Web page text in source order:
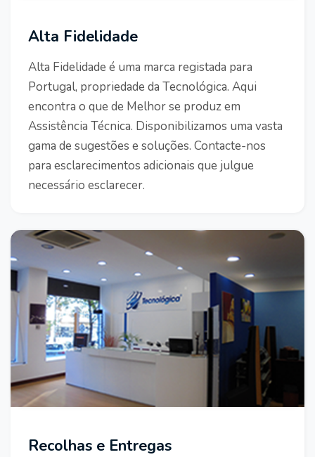
Alta Fidelidade
Alta Fidelidade é uma marca registada para
Portugal, propriedade da Tecnológica. Aqui
encontra o que de Melhor se produz em
Assistência Técnica. Disponibilizamos uma vasta
gama de sugestões e soluções. Contacte-nos
para esclarecimentos adicionais que julgue
necessário esclarecer.
Recolhas e Entregas